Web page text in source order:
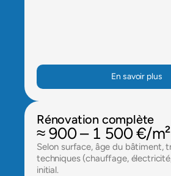
En savoir plus
Rénovation complète
≈ 900 – 1 500 €/m²
Selon surface, âge du bâtiment,
techniques (chauffage,
initial.